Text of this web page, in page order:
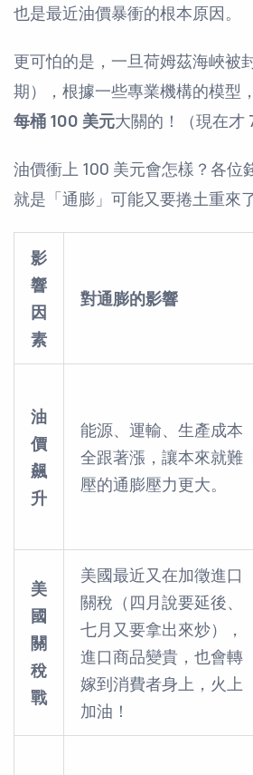
也是最近油價暴衝的根本原因。
更可怕的是，一旦荷姆茲海峽被
期），根據一些專業機構的模型
每桶 100 美元大關的！（現在才
油價衝上 100 美元會怎樣？各位
就是「通膨」可能又要捲土重來
影
響
因
素
對通膨的影響
油
價
飆
升
能源、運輸、生產成本
全跟著漲，讓本來就難
壓的通膨壓力更大。
美
國
關
稅
戰
美國最近又在加徵進口
關稅（四月說要延後、
七月又要拿出來炒），
進口商品變貴，也會轉
嫁到消費者身上，火上
加油！